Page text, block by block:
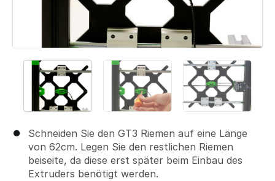
Schneiden Sie den GT3 Riemen auf eine Länge
von 62cm. Legen Sie den restlichen Riemen
beiseite, da diese erst später beim Einbau des
Extruders benötigt werden.